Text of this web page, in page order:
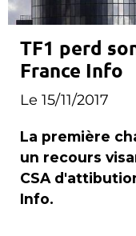
TF1 perd
France Info
Le 15/11/2017
La première
un recours
CSA
Info.